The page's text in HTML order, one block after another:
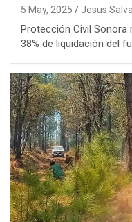
5 May, 2025 Jesus
Protección Civil Sonora
38% de liquidación del